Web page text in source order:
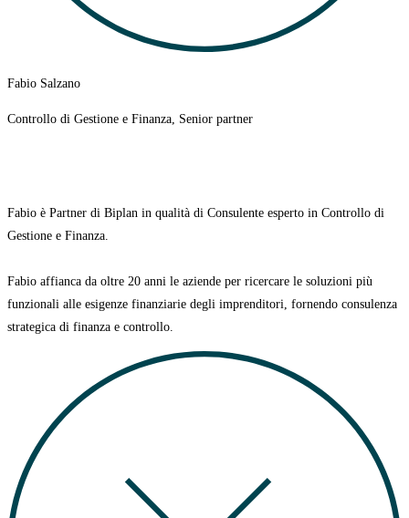
Fabio Salzano
Controllo di Gestione e Finanza, Senior partner
Fabio è Partner di Biplan in qualità di Consulente esperto in Controllo di
Gestione e Finanza.
Fabio affianca da oltre 20 anni le aziende per ricercare le soluzioni più
funzionali alle esigenze finanziarie degli imprenditori, fornendo consulenza
strategica di finanza e controllo.